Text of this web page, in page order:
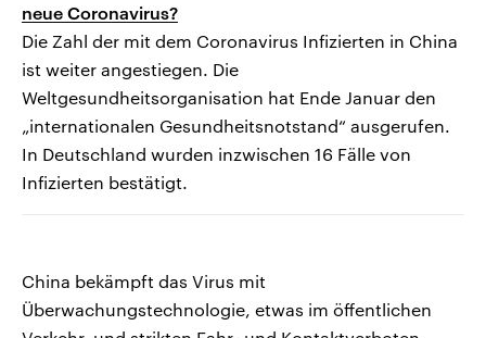
neue Coronavirus?
Die Zahl der mit dem Coronavirus Infizierten in China
ist weiter angestiegen. Die
Weltgesundheitsorganisation hat Ende Januar den
„internationalen Gesundheitsnotstand“ ausgerufen.
In Deutschland wurden inzwischen 16 Fälle von
Infizierten bestätigt.
China bekämpft das Virus mit
Überwachungstechnologie, etwas im öffentlichen